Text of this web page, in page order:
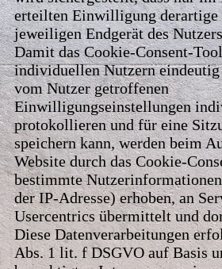
erteilten Einwilligung derartige
jeweiligen Endgerät des
Damit das Cookie-Consent-
individuellen Nutzern eindeutig
vom Nutzer getroffenen
Einwilligungseinstellungen
protokollieren und für eine
speichern kann, werden beim
Website durch das Cookie-
bestimmte
der IP-Adresse) erhoben, an
Usercentrics übermittelt und
Diese Datenverarbeitungen
Abs. 1 lit. f DSGVO auf Basis